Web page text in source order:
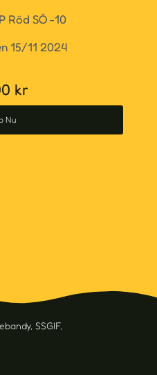
Röd SÖ -10
15/11 2024
kr
Nu
, SSGIF,